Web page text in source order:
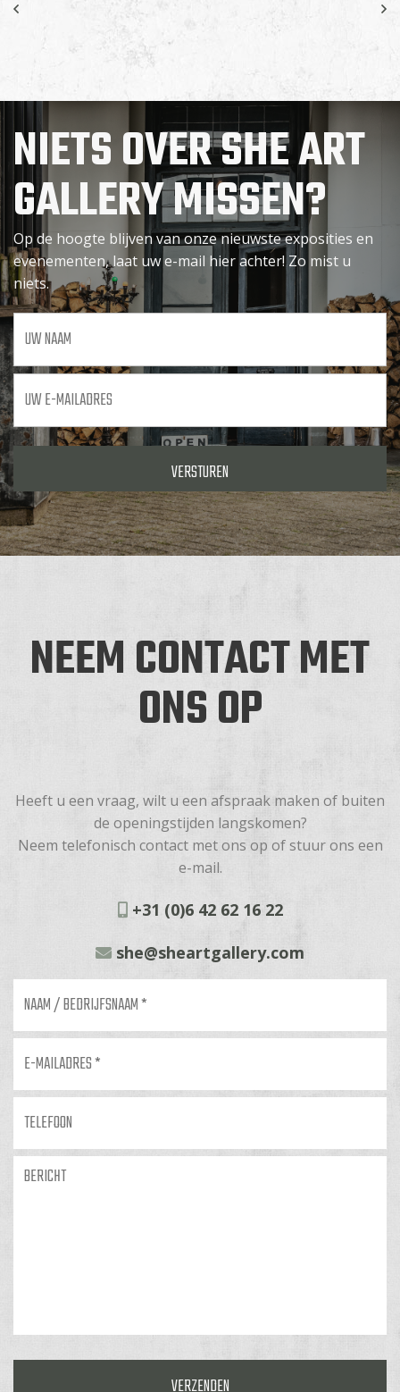
NIETS OVER SHE ART
GALLERY MISSEN?
Op de hoogte blijven van onze nieuwste exposities en
evenementen, laat uw e-mail hier achter! Zo mist u
niets.
naam
mailadres *
NEEM CONTACT MET
ONS OP
Heeft u een vraag, wilt u een afspraak maken of buiten
de openingstijden langskomen?
Neem telefonisch contact met ons op of stuur ons een
e-mail.
+31 (0)6 42 62 16 22
she@sheartgallery.com
bedrijfsnaam
*
mailadres *